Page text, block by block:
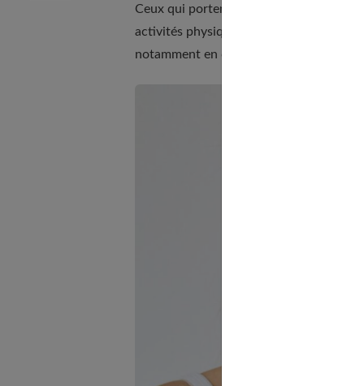
Ceux qui portent des lentilles rigides
activités physiques, des lentilles
notamment en cas de choc. Ce qui